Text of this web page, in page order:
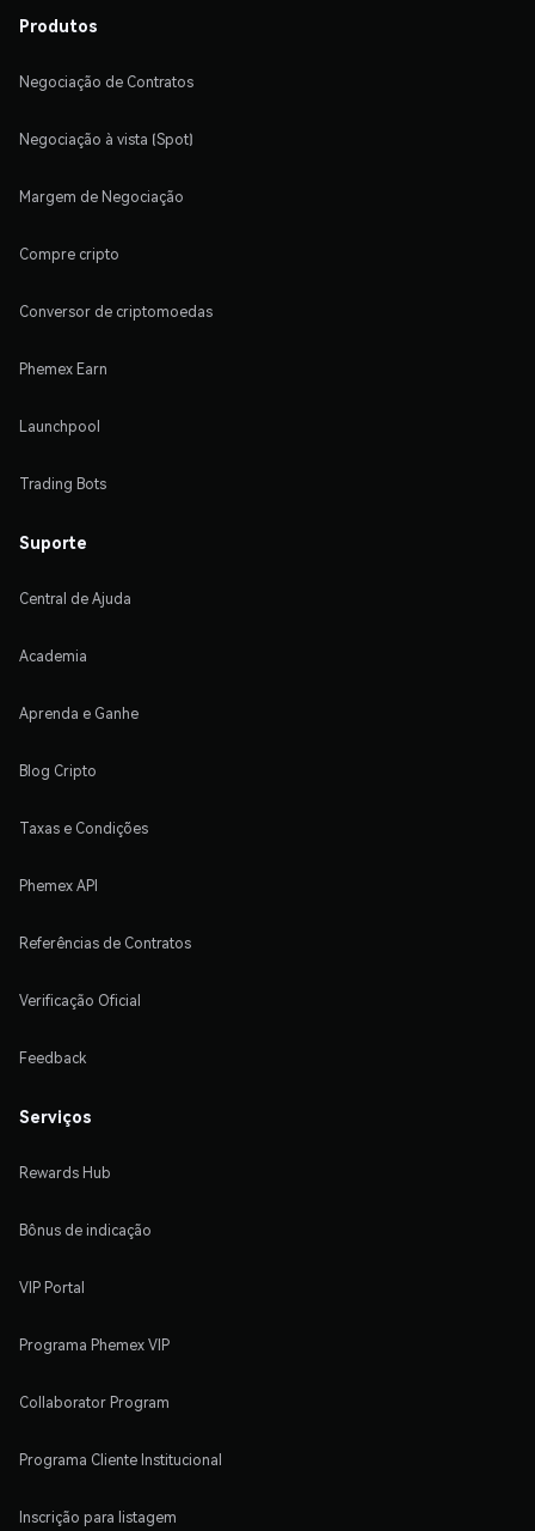
Produtos
Negociação de Contratos
Negociação à vista (Spot)
Margem de Negociação
Compre cripto
Conversor de criptomoedas
Phemex Earn
Launchpool
Trading Bots
Suporte
Central de Ajuda
Academia
Aprenda e Ganhe
Blog Cripto
Taxas e Condições
Phemex API
Referências de Contratos
Verificação Oficial
Feedback
Serviços
Rewards Hub
Bônus de indicação
VIP Portal
Programa Phemex VIP
Collaborator Program
Programa Cliente Institucional
Inscrição para listagem